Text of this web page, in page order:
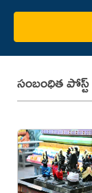
సంబంధిత పోస్ట్